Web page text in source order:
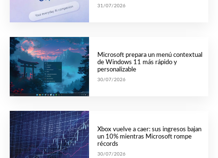
31/07/2026
Microsoft prepara un menú contextual
de Windows 11 más rápido y
personalizable
30/07/2026
Xbox vuelve a caer: sus ingresos bajan
un 10% mientras Microsoft rompe
récords
30/07/2026